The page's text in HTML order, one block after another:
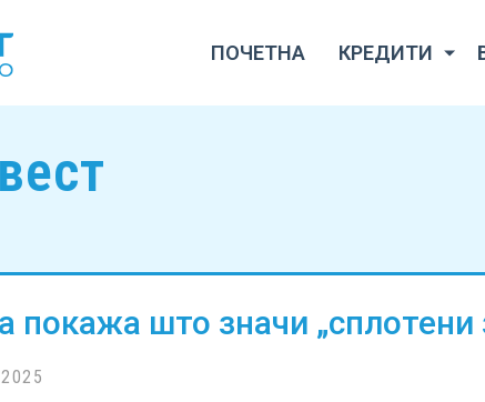
ПОЧЕТНА КРЕДИТИ
покажа што значи „сплотени